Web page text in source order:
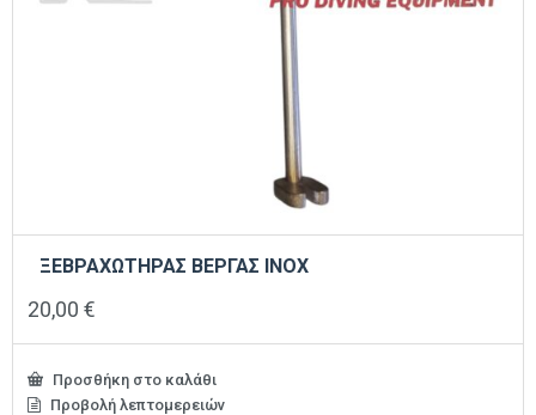
ΞΕΒΡΑΧΩΤΗΡΑΣ ΒΕΡΓΑΣ INOX
20,00 €
Προσθήκη στο καλάθι
Προβολή λεπτομερειών